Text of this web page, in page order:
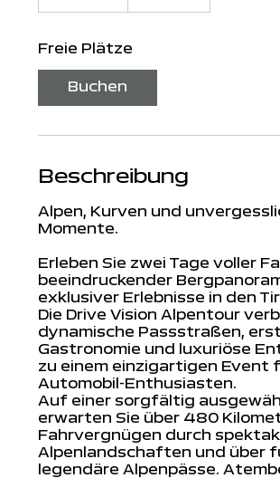
Freie Plätze
Buchen
Beschreibung
Alpen, Kurven und
Momente.
Erleben Sie zwei Tage voller
beeindruckender
exklusiver Erlebnisse in den
Die Drive Vision Alpentour
dynamische Passstraßen,
Gastronomie und luxuriöse
zu einem einzigartigen Event
Automobil-Enthusiasten.
Auf einer sorgfältig
erwarten Sie über 480
Fahrvergnügen durch
Alpenlandschaften und über
legendäre Alpenpässe.